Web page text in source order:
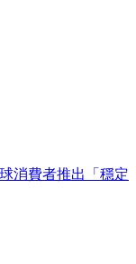
球消費者推出 「 穩定